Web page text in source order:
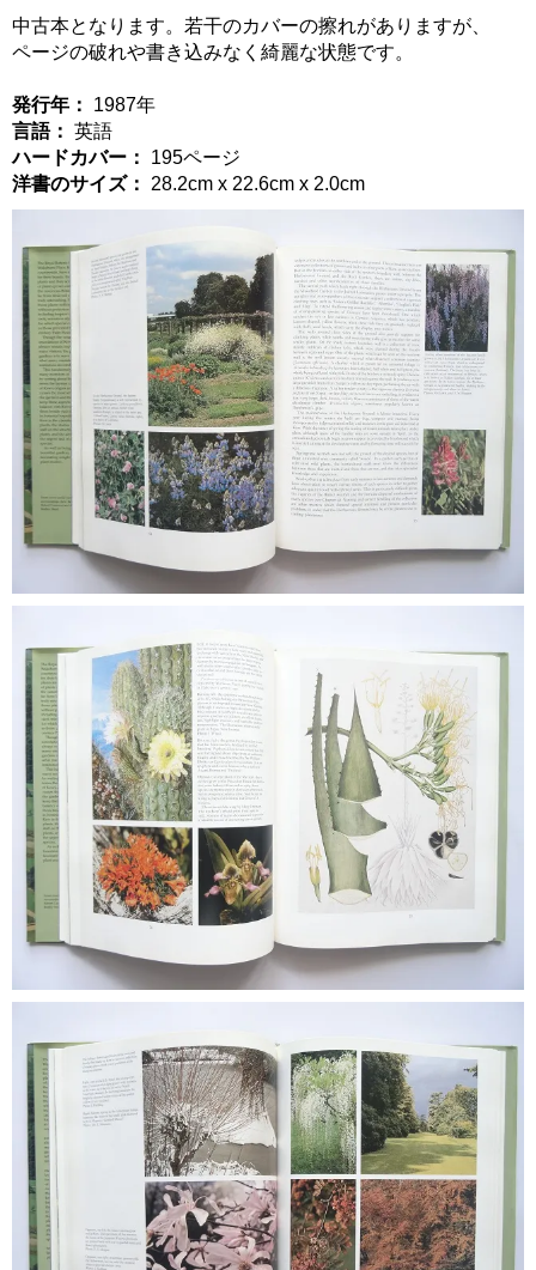
中古本となります。若干のカバーの擦れがありますが、
ページの破れや書き込みなく綺麗な状態です。
発行年：
1987年
言語： 英語
ハードカバー：
195ページ
洋書のサイズ：
28.2cm x 22.6cm x 2.0cm